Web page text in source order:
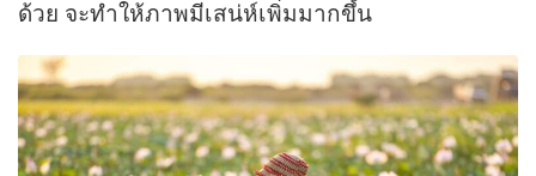
ด้วย จะทำให้ภาพมีเสน่ห์เพิ่มมากขึ้น